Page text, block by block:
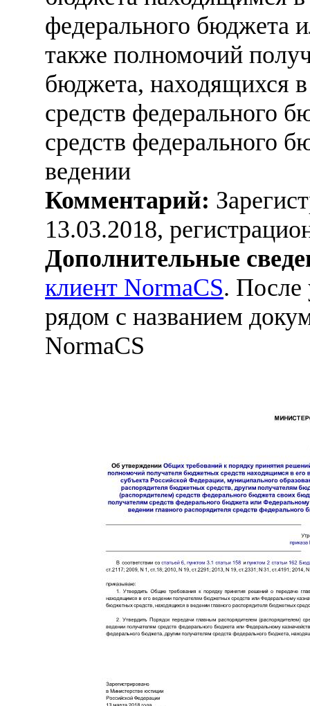
федерального бюджета
также полномочий
бюджета, находящихся в
средств федерального
средств федерального
ведении
Комментарий:
13.03.2018,
Дополнительные
клиент NormaCS. После
рядом с названием
NormaCS